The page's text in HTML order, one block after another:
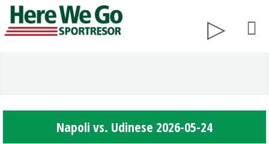
Napoli vs. Udinese 2026-05-24